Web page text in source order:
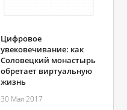
Цифровое
увековечивание: как
Соловецкий монастырь
обретает виртуальную
жизнь
30 Мая 2017